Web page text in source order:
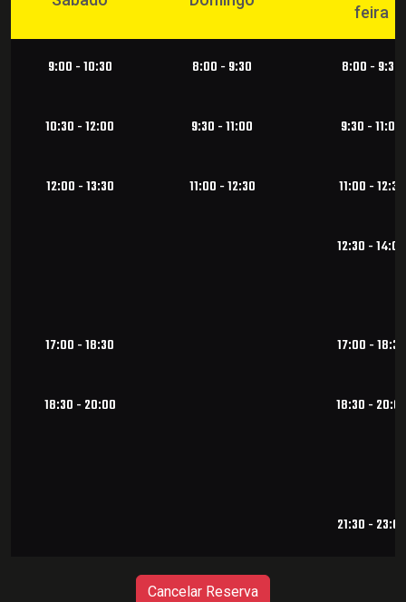
feira
9:00 - 10:30 8:00 - 9:30 8:00 - 9:30
10:30 - 12:00 9:30 - 11:00 9:30 - 11:00
12:00 - 13:30 11:00 - 12:30 11:00 - 12:30
12:30 - 14:00
17:00 - 18:30 17:00 - 18:30
18:30 - 20:00 18:30 -
21:30 - 23:00
Cancelar Reserva